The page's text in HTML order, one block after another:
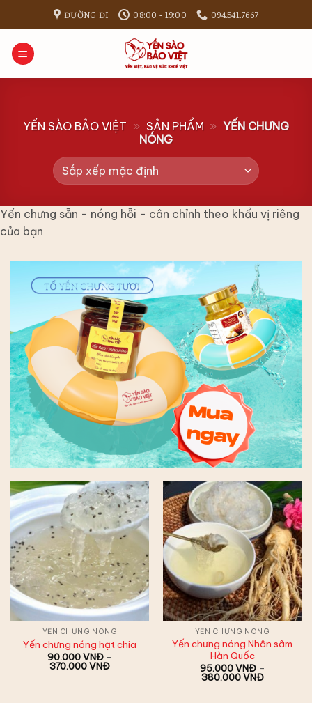
nội
dung
ĐƯỜNG ĐI 08:00 - 19:00 094.541.7667
YẾN SÀO BẢO VIỆT » SẢN PHẨM » YẾN CHƯNG
NÓNG
Yến chưng sẵn - nóng hỗi - cân chỉnh theo khẩu vị riêng
của bạn
YẾN CHƯNG NÓNG
Yến chưng nóng hạt chia
90.000VNĐ –
370.000VNĐKhoảng
YẾN CHƯNG NÓNG
Yến chưng nóng Nhân sâm
Hàn Quốc
95.000VNĐ –
380.000VNĐKhoảng